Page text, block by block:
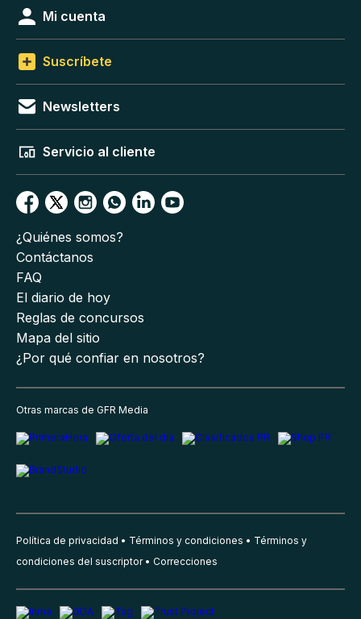
Mi cuenta
Suscríbete
Newsletters
Servicio al cliente
¿Quiénes somos?
Contáctanos
FAQ
El diario de hoy
Reglas de concursos
Mapa del sitio
¿Por qué confiar en nosotros?
Otras marcas de GFR Media
Política de privacidad Términos y condiciones
Términos y
condiciones del suscriptor
Correcciones